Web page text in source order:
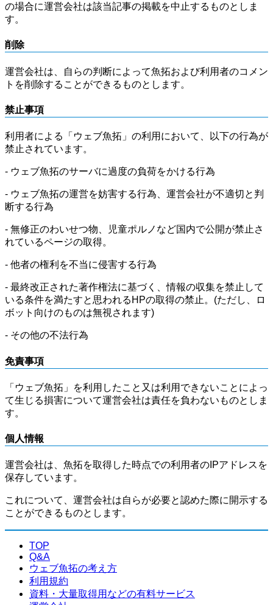
の場合に運営会社は該当記事の掲載を中止するものとしま
す。
削除
運営会社は、自らの判断によって魚拓および利用者のコメン
トを削除することができるものとします。
禁止事項
利用者による「ウェブ魚拓」の利用において、以下の行為が
禁止されています。
- ウェブ魚拓のサーバに過度の負荷をかける行為
- ウェブ魚拓の運営を妨害する行為、運営会社が不適切と判
断する行為
- 無修正のわいせつ物、児童ポルノなど国内で公開が禁止さ
れているページの取得。
- 他者の権利を不当に侵害する行為
- 最終改正された著作権法に基づく、情報の収集を禁止して
いる条件を満たすと思われるHPの取得の禁止。(ただし、ロ
ボット向けのものは無視されます)
- その他の不法行為
免責事項
「ウェブ魚拓」を利用したこと又は利用できないことによっ
て生じる損害について運営会社は責任を負わないものとしま
す。
個人情報
運営会社は、魚拓を取得した時点での利用者のIPアドレスを
保存しています。
これについて、運営会社は自らが必要と認めた際に開示する
ことができるものとします。
TOP
Q&A
ウェブ魚拓の考え方
利用規約
資料・大量取得用などの有料サービス